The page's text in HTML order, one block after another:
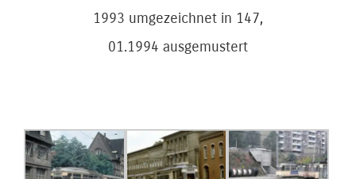
1993 umgezeichnet in 147,
01.1994 ausgemustert